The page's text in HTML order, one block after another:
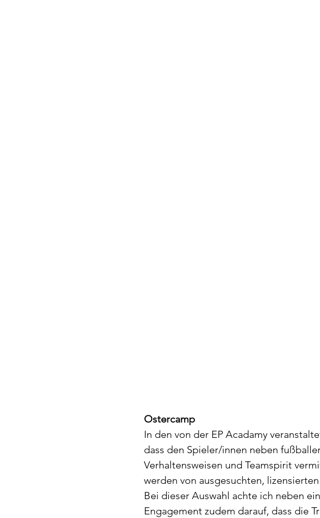
Ostercamp
In den von der EP Acadamy
dass den Spieler/innen neben
Verhaltensweisen und Teamspirit
werden von ausgesuchten,
Bei dieser Auswahl achte ich neben
Engagement zudem darauf, dass die